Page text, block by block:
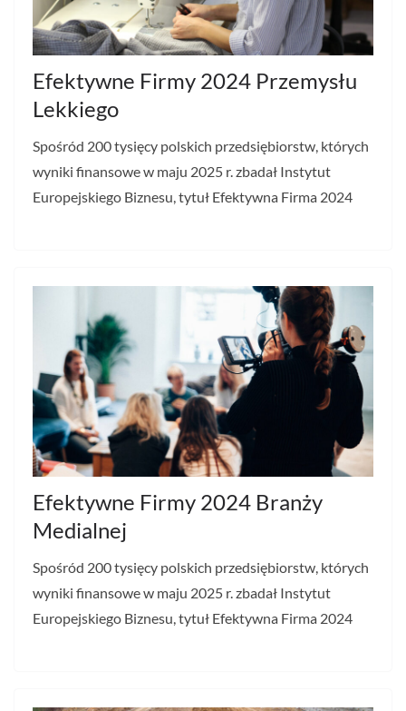
Efektywne Firmy 2024 Przemysłu
Lekkiego
Spośród 200 tysięcy polskich przedsiębiorstw, których
wyniki finansowe w maju 2025 r. zbadał Instytut
Europejskiego Biznesu, tytuł Efektywna Firma 2024
Efektywne Firmy 2024 Branży
Medialnej
Spośród 200 tysięcy polskich przedsiębiorstw, których
wyniki finansowe w maju 2025 r. zbadał Instytut
Europejskiego Biznesu, tytuł Efektywna Firma 2024